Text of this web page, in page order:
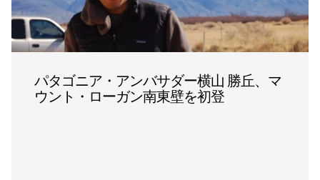
パタゴニア・アンバサダー横山 勝丘、マ
ウント・ローガン南東壁を初登